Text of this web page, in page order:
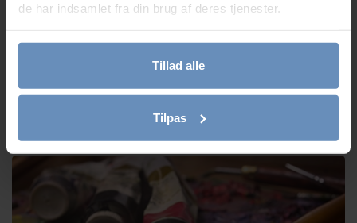
de har indsamlet fra din brug af deres tjenester.
Tillad alle
Tilpas